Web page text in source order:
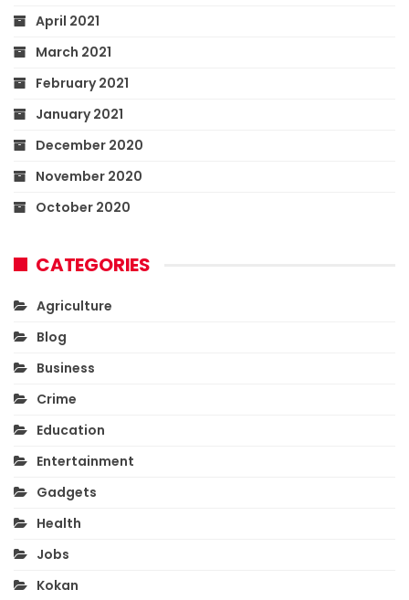
April 2021
March 2021
February 2021
January 2021
December 2020
November 2020
October 2020
CATEGORIES
Agriculture
Blog
Business
Crime
Education
Entertainment
Gadgets
Health
Jobs
Kokan